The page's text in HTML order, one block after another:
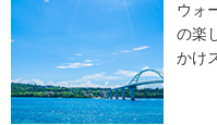
ウォ
の楽
かけ